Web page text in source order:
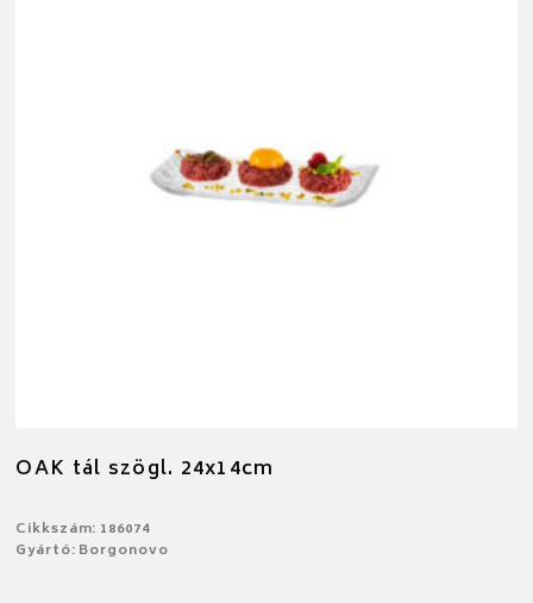
OAK tál szögl. 24x14cm
Cikkszám: 186074
Gyártó: Borgonovo